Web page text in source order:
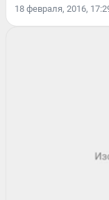
18 февраля, 2016,